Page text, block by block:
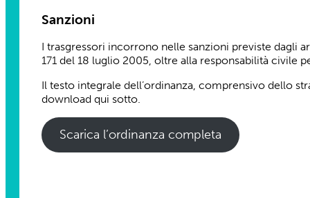
Sanzioni
I trasgressori incorrono nelle sanzioni previste dagli
171 del 18 luglio 2005, oltre alla responsabilità civile
Il testo integrale dell’ordinanza, comprensivo dello
download qui sotto.
Scarica l’ordinanza completa